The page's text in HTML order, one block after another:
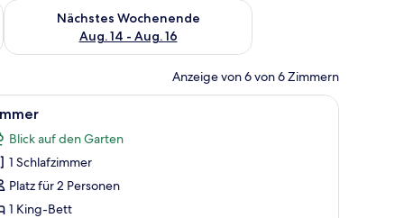
Aug. 7 - Aug. 9.
Nächstes Wochenende
Aug. 14 - Aug. 16
Überprüfe die Verfügbarkeit für nächstes Wochenende, Aug.
Anzeige von 6 von 6 Zimmern
Fenster mit Vorhängen.
einem Deckenventilator, Blick ins Freie und einem kleinen runden Tisch
Ein Schlafzimmer mit einem großen Bett,
2
Blick auf den Garten
1 Schlafzimmer
Platz für 2 Personen
1 King-Bett